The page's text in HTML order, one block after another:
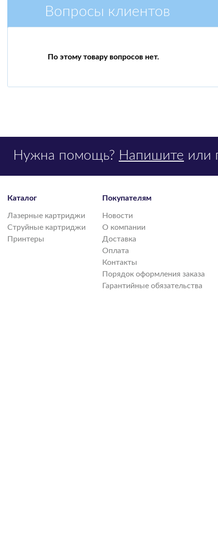
Вопросы клиентов
По этому товару вопросов нет.
Нужна помощь? Напишите или
Каталог
Лазерные картриджи
Струйные картриджи
Принтеры
Покупателям
Новости
О компании
Доставка
Оплата
Контакты
Порядок оформления заказа
Гарантийные обязательства